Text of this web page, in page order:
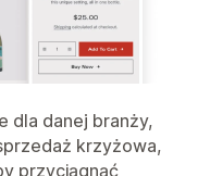
dla danej branży,
krzyżowa,
przyciągnąć